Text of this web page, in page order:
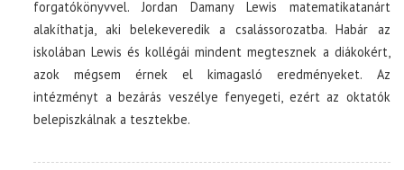
forgatókönyvvel. Jordan Damany Lewis matematikatanárt
alakíthatja, aki belekeveredik a csalássorozatba. Habár az
iskolában Lewis és kollégái mindent megtesznek a diákokért,
azok mégsem érnek el kimagasló eredményeket. Az
intézményt a bezárás veszélye fenyegeti, ezért az oktatók
belepiszkálnak a tesztekbe.